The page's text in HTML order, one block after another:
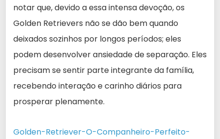
notar que, devido a essa intensa devoção, os
Golden Retrievers não se dão bem quando
deixados sozinhos por longos períodos; eles
podem desenvolver ansiedade de separação. Eles
precisam se sentir parte integrante da família,
recebendo interação e carinho diários para
prosperar plenamente.
Golden-Retriever-O-Companheiro-Perfeito-